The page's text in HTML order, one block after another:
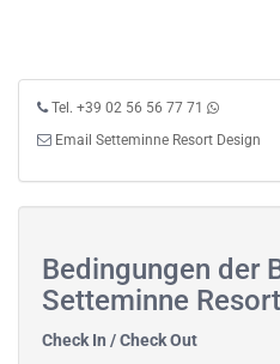
Tel. +39 02 56 56 77 71
Email Setteminne Resort Design
Bedingungen der
Setteminne
Check In / Check Out